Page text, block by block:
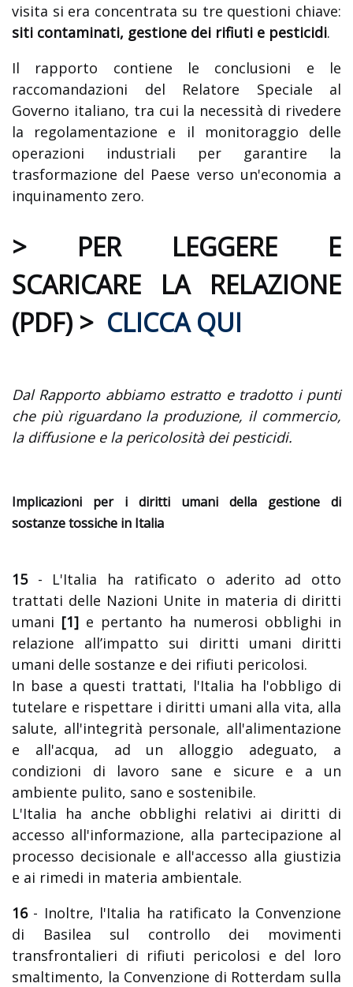
visita si era concentrata su tre questioni chiave:
siti contaminati, gestione dei rifiuti e pesticidi.
Il rapporto contiene le conclusioni e le
raccomandazioni del Relatore Speciale al
Governo italiano, tra cui la necessità di rivedere
la regolamentazione e il monitoraggio delle
operazioni industriali per garantire la
trasformazione del Paese verso un'economia a
inquinamento zero.
> PER LEGGERE E
SCARICARE LA RELAZIONE
(PDF) > CLICCA QUI
Dal Rapporto abbiamo estratto e tradotto i punti
che più riguardano la produzione, il commercio,
la diffusione e la pericolosità dei pesticidi.
Implicazioni per i diritti umani della gestione di
sostanze tossiche in Italia
15- L'Italia ha ratificato o aderito ad otto
trattati delle Nazioni Unite in materia di diritti
umani [1] e pertanto ha numerosi obblighi in
relazione all’impatto sui diritti umani diritti
umani delle sostanze e dei rifiuti pericolosi.
In base a questi trattati, l'Italia ha l'obbligo di
tutelare e rispettare i diritti umani alla vita, alla
salute, all'integrità personale, all'alimentazione
e all'acqua, ad un alloggio adeguato, a
condizioni di lavoro sane e sicure e a un
ambiente pulito, sano e sostenibile.
L'Italia ha anche obblighi relativi ai diritti di
accesso all'informazione, alla partecipazione al
processo decisionale e all'accesso alla giustizia
e ai rimedi in materia ambientale.
16- Inoltre, l'Italia ha ratificato la Convenzione
di Basilea sul controllo dei movimenti
transfrontalieri di rifiuti pericolosi e del loro
smaltimento, la Convenzione di Rotterdam sulla